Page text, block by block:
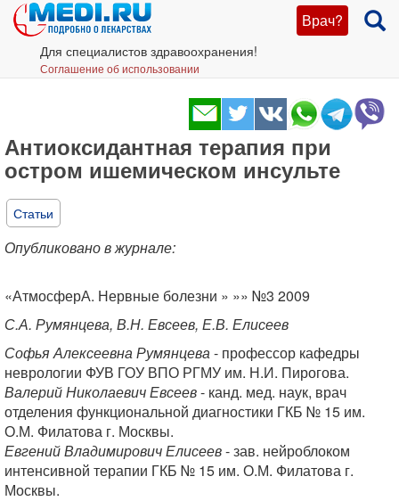
Врач?
Для специалистов здравоохранения!
Соглашение об использовании
Антиоксидантная терапия при
остром ишемическом инсульте
Статьи
Опубликовано в журнале:
«АтмосферА. Нервные болезни » »» №3 2009
С.А. Румянцева, В.Н. Евсеев, Е.В. Елисеев
Софья Алексеевна Румянцева- профессор кафедры
неврологии ФУВ ГОУ ВПО РГМУ им. Н.И. Пирогова.
Валерий Николаевич Евсеев- канд. мед. наук, врач
отделения функциональной диагностики ГКБ № 15 им.
О.М. Филатова г. Москвы.
Евгений Владимирович Елисеев- зав. нейроблоком
интенсивной терапии ГКБ № 15 им. О.М. Филатова г.
Москвы.